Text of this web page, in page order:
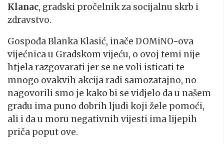
Klanac, gradski pročelnik za socijalnu skrb i
zdravstvo.
Gospođa Blanka Klasić, inače DOMiNO-ova
vijećnica u Gradskom vijeću, o ovoj temi nije
htjela razgovarati jer se ne voli isticati te
mnogo ovakvih akcija radi samozatajno, no
nagovorili smo je kako bi se vidjelo da u našem
gradu ima puno dobrih ljudi koji žele pomoći,
ali i da u moru negativnih vijesti ima lijepih
priča poput ove.